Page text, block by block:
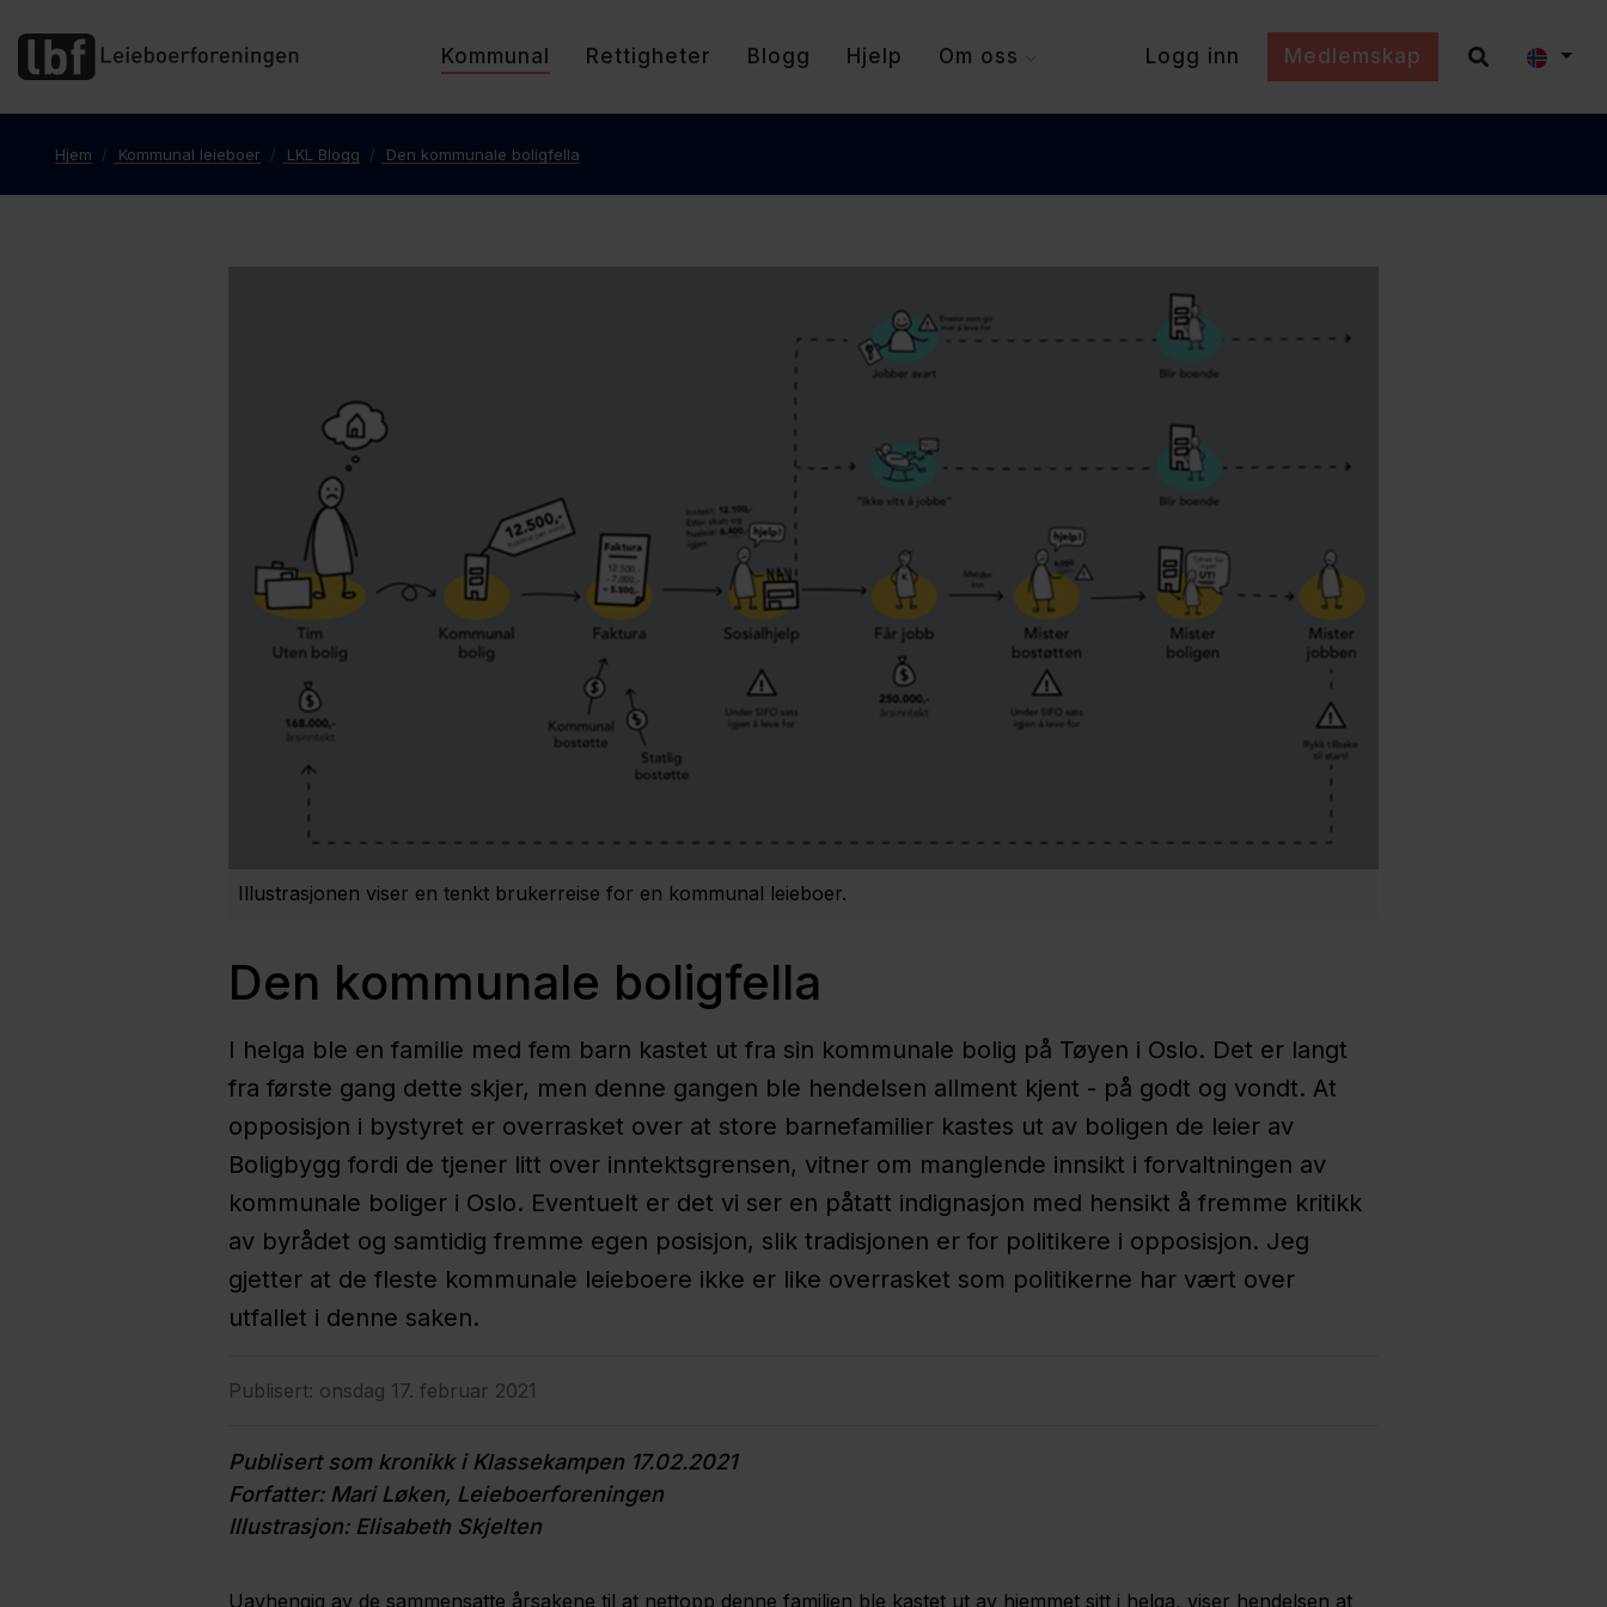
Kommunal Rettigheter Blogg Hjelp Om oss Logg inn Medlemskap
Hjem Kommunal leieboer LKL Blogg Den kommunale boligfella
Illustrasjonen viser en tenkt brukerreise for en kommunal leieboer.
Den kommunale boligfella
I helga ble en familie med fem barn kastet ut fra sin kommunale bolig på Tøyen i Oslo. Det er langt
fra første gang dette skjer, men denne gangen ble hendelsen allment kjent - på godt og vondt. At
opposisjon i bystyret er overrasket over at store barnefamilier kastes ut av boligen de leier av
Boligbygg fordi de tjener litt over inntektsgrensen, vitner om manglende innsikt i forvaltningen av
kommunale boliger i Oslo. Eventuelt er det vi ser en påtatt indignasjon med hensikt å fremme kritikk
av byrådet og samtidig fremme egen posisjon, slik tradisjonen er for politikere i opposisjon. Jeg
gjetter at de fleste kommunale leieboere ikke er like overrasket som politikerne har vært over
utfallet i denne saken.
Publisert: onsdag 17. februar 2021
Publisert som kronikk i Klassekampen 17.02.2021
Forfatter: Mari Løken, Leieboerforeningen
Illustrasjon: Elisabeth Skjelten
Uavhengig av de sammensatte årsakene til at nettopp denne familien ble kastet ut av hjemmet sitt i helga, viser hendelsen at